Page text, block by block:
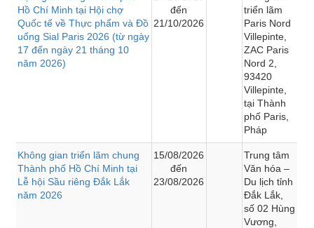
Hồ Chí Minh tại Hội chợ
Quốc tế về Thực phẩm và Đồ
uống Sial Paris 2026 (từ ngày
17 đến ngày 21 tháng 10
năm 2026)
đến
21/10/2026
triển lãm
Paris Nord
Villepinte,
ZAC Paris
Nord 2,
93420
Villepinte,
tại Thành
phố Paris,
Pháp
Không gian triển lãm chung
Thành phố Hồ Chí Minh tại
Lễ hội Sầu riêng Đắk Lắk
năm 2026
15/08/2026
đến
23/08/2026
Trung tâm
Văn hóa –
Du lịch tỉnh
Đắk Lắk,
số 02 Hùng
Vương,